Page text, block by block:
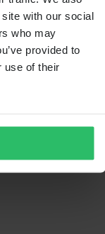
with our social
who may
provided to
use of their